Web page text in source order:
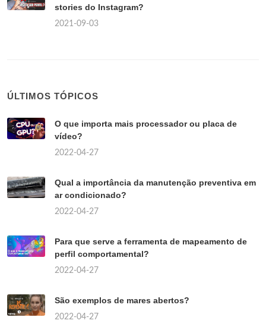
stories do Instagram?
2021-09-03
ÚLTIMOS TÓPICOS
O que importa mais processador ou placa de
vídeo?
2022-04-27
Qual a importância da manutenção preventiva em
ar condicionado?
2022-04-27
Para que serve a ferramenta de mapeamento de
perfil comportamental?
2022-04-27
São exemplos de mares abertos?
2022-04-27